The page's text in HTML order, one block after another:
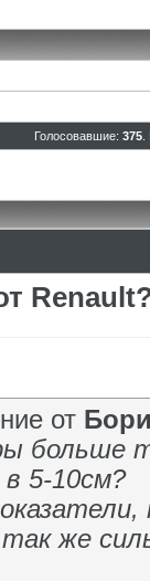
Голосовавшие: 375.
от
больше
в 5-10см?
же